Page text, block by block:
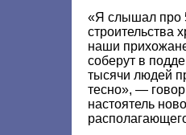
«Я слышал про
строительства
наши
соберут в
тысячи людей
тесно», —
настоятель